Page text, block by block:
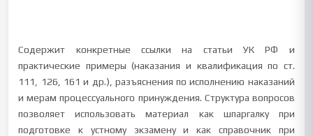
Содержит конкретные ссылки на статьи УК РФ и
практические примеры (наказания и квалификация по ст.
111, 126, 161 и др.), разъяснения по исполнению наказаний
и мерам процессуального принуждения. Структура вопросов
позволяет использовать материал как шпаргалку при
подготовке к устному экзамену и как справочник при